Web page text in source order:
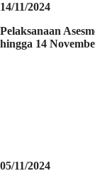
14/11/2024
Pelaksanaan
hingga 14
05/11/2024